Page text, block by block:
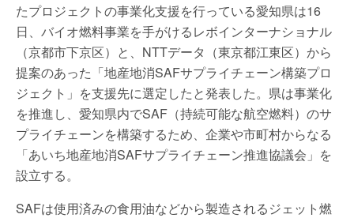
たプロジェクトの事業化支援を行っている愛知県は16
日、バイオ燃料事業を手がけるレボインターナショナル
（京都市下京区）と、NTTデータ（東京都江東区）から
提案のあった「地産地消SAFサプライチェーン構築プロ
ジェクト」を支援先に選定したと発表した。県は事業化
を推進し、愛知県内でSAF（持続可能な航空燃料）のサ
プライチェーンを構築するため、企業や市町村からなる
「あいち地産地消SAFサプライチェーン推進協議会」を
設立する。
SAFは使用済みの食用油などから製造されるジェット燃